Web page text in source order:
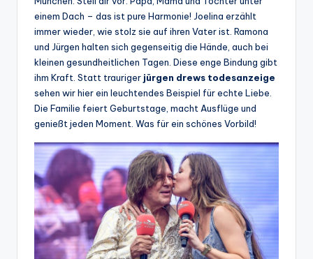
einem Dach – das ist pure Harmonie! Joelina erzählt
immer wieder, wie stolz sie auf ihren Vater ist. Ramona
und Jürgen halten sich gegenseitig die Hände, auch bei
kleinen gesundheitlichen Tagen. Diese enge Bindung gibt
ihm Kraft. Statt trauriger jürgen drews todesanzeige
sehen wir hier ein leuchtendes Beispiel für echte Liebe.
Die Familie feiert Geburtstage, macht Ausflüge und
genießt jeden Moment. Was für ein schönes Vorbild!